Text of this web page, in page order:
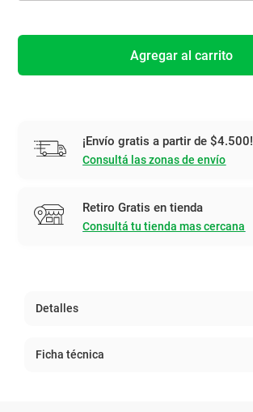
Agregar al carrito
¡Envío gratis a partir de $4.500!
Consultá las zonas de envío
Retiro Gratis en tienda
Consultá tu tienda mas cercana
Detalles
Ficha técnica